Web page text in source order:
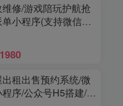
维修/游戏陪玩护航抢
小程序(支持微信和
1980
出租出售预约系统/微
序/公众号H5搭建/多